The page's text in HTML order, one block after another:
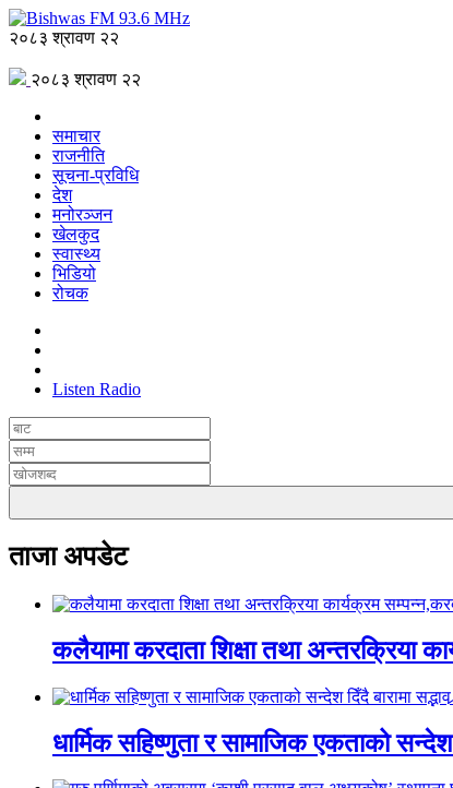
२०८३ श्रावण २२
२०८३ श्रावण २२
समाचार
राजनीति
सूचना-प्रविधि
देश
मनोरञ्जन
खेलकुद
स्वास्थ्य
भिडियो
रोचक
Listen Radio
ताजा अपडेट
कलैयामा करदाता शिक्षा तथा अन्तरक्रिया
धार्मिक सहिष्णुता र सामाजिक एकताको सन्देश